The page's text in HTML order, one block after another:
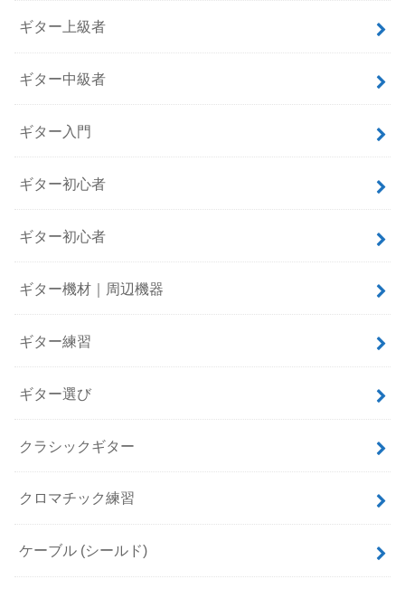
ギター上級者
ギター中級者
ギター入門
ギター初心者
ギター初心者
ギター機材｜周辺機器
ギター練習
ギター選び
クラシックギター
クロマチック練習
ケーブル (シールド)